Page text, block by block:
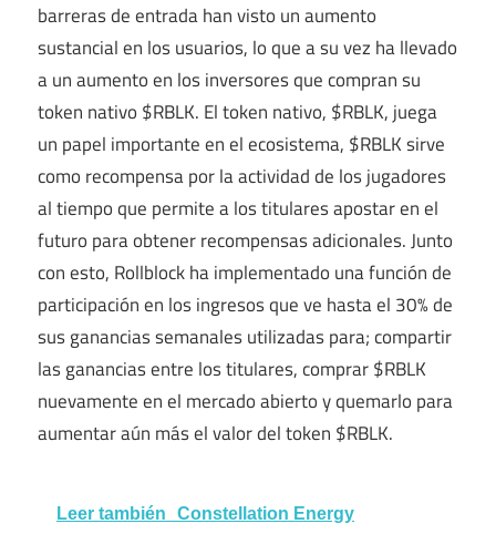
barreras de entrada han visto un aumento
sustancial en los usuarios, lo que a su vez ha llevado
a un aumento en los inversores que compran su
token nativo $RBLK. El token nativo, $RBLK, juega
un papel importante en el ecosistema, $RBLK sirve
como recompensa por la actividad de los jugadores
al tiempo que permite a los titulares apostar en el
futuro para obtener recompensas adicionales. Junto
con esto, Rollblock ha implementado una función de
participación en los ingresos que ve hasta el 30% de
sus ganancias semanales utilizadas para; compartir
las ganancias entre los titulares, comprar $RBLK
nuevamente en el mercado abierto y quemarlo para
aumentar aún más el valor del token $RBLK.
Leer también
Constellation Energy